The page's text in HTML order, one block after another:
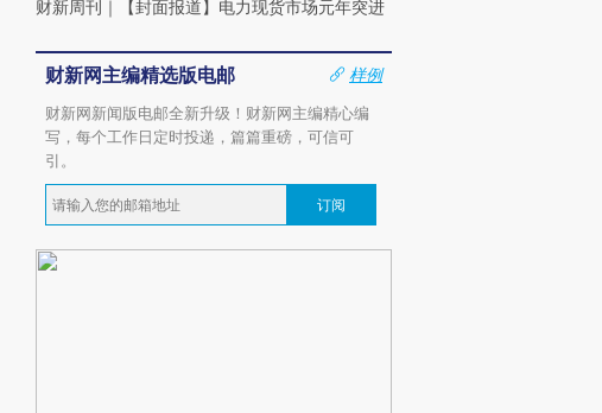
财新周刊 ｜ 【封面报道】电力现货市场元年突进
财新网主编精选版电邮
样例
财新网新闻版电邮全新升级！财新网主编精心编
写，每个工作日定时投递，篇篇重磅，可信可
引。
订阅